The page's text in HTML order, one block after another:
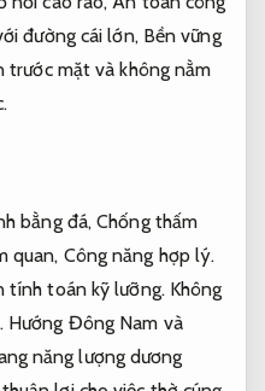
đường cái lớn, Bền vững
trước mặt và không nằm
bằng đá,Chống thấm
quan, Công năng hợp lý.
tính toán kỹ lưỡng. Không
Hướng Đông Nam và
năng lượng dương